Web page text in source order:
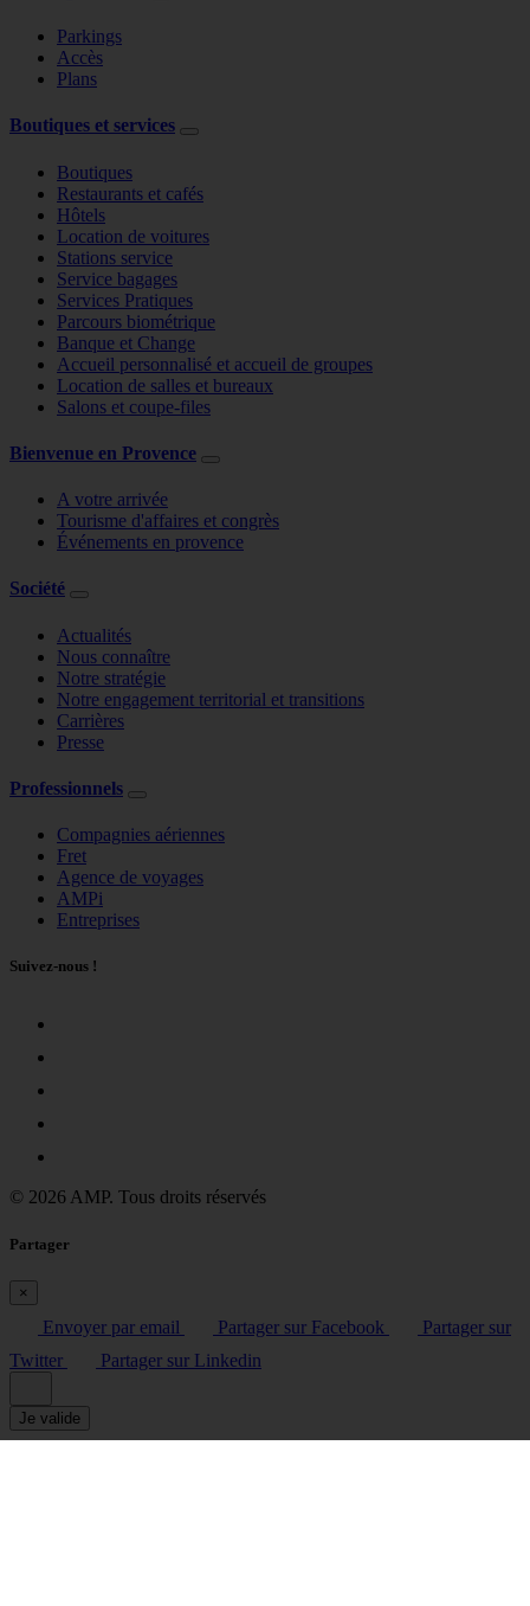
Parkings
Accès
Plans
Boutiques et services
Boutiques
Restaurants et cafés
Hôtels
Location de voitures
Stations service
Service bagages
Services Pratiques
Parcours biométrique
Banque et Change
Accueil personnalisé et accueil de groupes
Location de salles et bureaux
Salons et coupe-files
Bienvenue en Provence
A votre arrivée
Tourisme d'affaires et congrès
Événements en provence
Société
Actualités
Nous connaître
Notre stratégie
Notre engagement territorial et transitions
Carrières
Presse
Professionnels
Compagnies aériennes
Fret
Agence de voyages
AMPi
Entreprises
Suivez-nous !
© 2026 AMP. Tous droits réservés
Partager
×
Envoyer par email Partager sur Facebook
Partager sur
Twitter
Partager sur Linkedin
Je valide